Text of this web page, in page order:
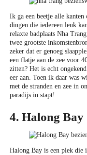
Ik ga een beetje alle
dingen die iedereen leuk
relaxte badplaats Nha
twee grootste
zeker dat er genoeg
een flatje aan de zee voor
zitten? Het is echt
eer aan. Toen ik daar was
met de stranden en zee in
paradijs in stapt!
4. Halong Bay
Halong Bay is een plek die